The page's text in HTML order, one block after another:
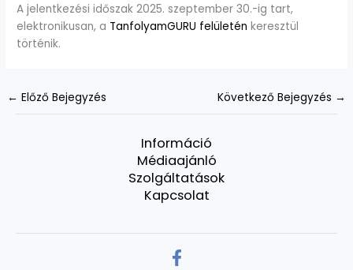
A jelentkezési időszak 2025. szeptember 30.-ig tart,
elektronikusan, a TanfolyamGURU felületén keresztül
történik.
← Előző Bejegyzés Következő Bejegyzés →
Információ
Médiaajánló
Szolgáltatások
Kapcsolat